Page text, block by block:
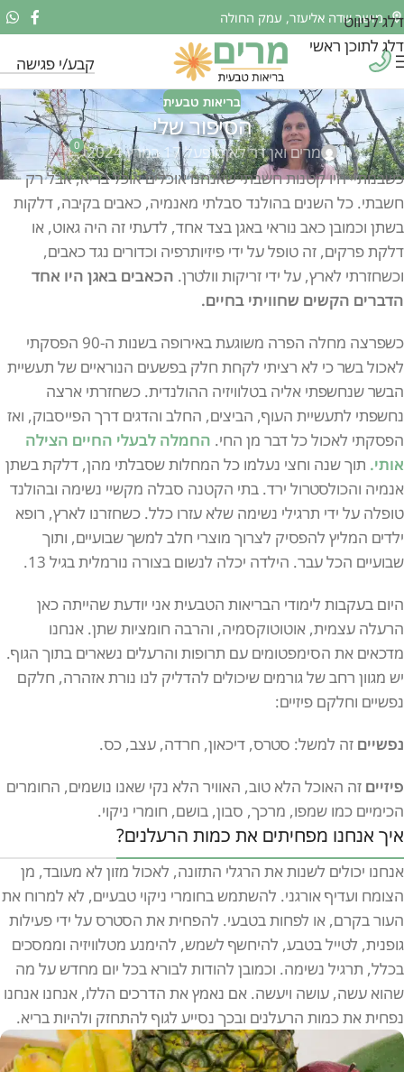
דלג לניווט
דלג לתוכן ראשי
מושב שדה אליעזר, עמק החולה
קבע/י פגישה
בריאות טבעית
הסיפור שלי
מרים ואן דר לאןמופעל 17 במרץ 2024 0
כשבנותיי היו קטנות חשבתי שאנחנו אוכלים אוכל בריא, אבל רק
חשבתי. כל השנים בהולנד סבלתי מאנמיה, כאבים בקיבה, דלקות
בשתן וכמובן כאב נוראי באגן בצד אחד, לדעתי זה היה גאוט, או
דלקת פרקים, זה טופל על ידי פיזיותרפיה וכדורים נגד כאבים,
וכשחזרתי לארץ, על ידי זריקות וולטרן. הכאבים באגן היו אחד
הדברים הקשים שחוויתי בחיים.
‏כשפרצה מחלה הפרה משוגעת באירופה בשנות ה-90 הפסקתי
לאכול בשר כי לא רציתי לקחת חלק בפשעים הנוראיים של תעשיית
הבשר שנחשפתי אליה בטלוויזיה ההולנדית. כשחזרתי ארצה
נחשפתי לתעשיית העוף, הביצים, החלב והדגים דרך הפייסבוק, ואז
הפסקתי לאכול כל דבר מן החי. החמלה לבעלי החיים הצילה
אותי. תוך שנה וחצי נעלמו כל המחלות שסבלתי מהן, דלקת בשתן
אנמיה והכולסטרול ירד. בתי הקטנה סבלה מקשיי נשימה ובהולנד
טופלה על ידי תרגילי נשימה שלא עזרו כלל. כשחזרנו לארץ, רופא
ילדים המליץ להפסיק לצרוך מוצרי חלב למשך שבועיים, ותוך
שבועיים הכל עבר. הילדה יכלה לנשום בצורה נורמלית בגיל 13.
היום בעקבות לימודי הבריאות הטבעית אני יודעת שהייתה כאן
הרעלה עצמית, אוטוטוקסמיה, והרבה חומציות שתן. אנחנו
מדכאים את הסימפטומים עם תרופות והרעלים נשארים בתוך הגוף.
יש מגוון רחב של גורמים שיכולים להדליק לנו נורת אזהרה, חלקם
נפשיים וחלקם פיזיים:
נפשיים זה למשל: סטרס, דיכאון, חרדה, עצב, כס.
פיזיים זה האוכל הלא טוב, האוויר הלא נקי שאנו נושמים, החומרים
הכימיים כמו שמפו, מרכך, סבון, בושם, חומרי ניקוי.
איך אנחנו מפחיתים את כמות הרעלנים?
‏אנחנו יכולים לשנות את הרגלי התזונה, לאכול מזון לא מעובד, מן
הצומח ועדיף אורגני. להשתמש בחומרי ניקוי טבעיים, לא למרוח את
העור בקרם, או לפחות בטבעי. להפחית את הסטרס על ידי פעילות
גופנית, לטייל בטבע, להיחשף לשמש, להימנע מטלוויזיה וממסכים
בכלל, תרגיל נשימה. וכמובן להודות לבורא בכל יום מחדש על מה
שהוא עשה, עושה ויעשה. אם נאמץ את הדרכים הללו, אנחנו אנחנו
נפחית את כמות הרעלנים ובכך נסייע לגוף להתחזק ולהיות בריא.